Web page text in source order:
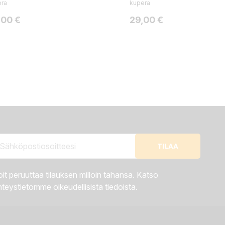
€
kupera
Hinta
29,00 €
peruuttaa tilauksen milloin tahansa. Katso
oikeudellisista tiedoista.